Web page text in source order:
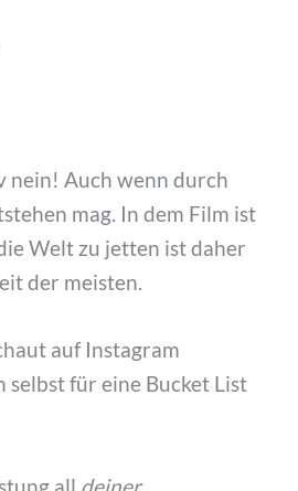
nein! Auch wenn durch
mag. In dem Film ist
Welt zu jetten ist daher
der meisten.
auf Instagram
selbst für eine Bucket List
all deiner